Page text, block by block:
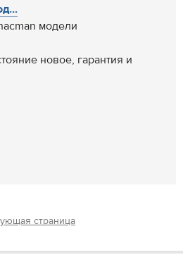
модели
новое, гарантия и
страница